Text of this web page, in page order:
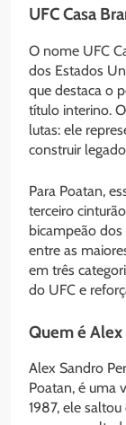
UFC Casa
O nome UFC
dos Estados
que destaca o
título interino.
lutas: ele
construir
Para Poatan,
terceiro
bicampeão
entre as
em três
do UFC e
Quem é Alex
Alex Sandro
Poatan, é uma
1987, ele